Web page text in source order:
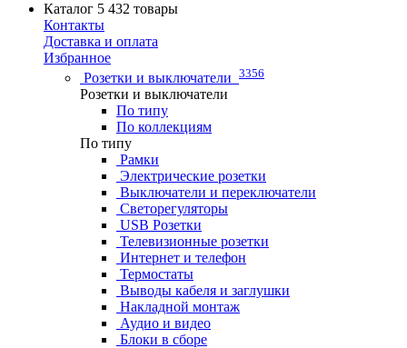
Каталог 5 432 товары
Контакты
Доставка и оплата
Избранное
Розетки и выключатели 3356
Розетки и выключатели
По типу
По коллекциям
По типу
Рамки
Электрические розетки
Выключатели и переключатели
Светорегуляторы
USB Розетки
Телевизионные розетки
Интернет и телефон
Термостаты
Выводы кабеля и заглушки
Накладной монтаж
Аудио и видео
Блоки в сборе